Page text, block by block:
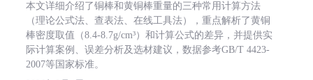
本文详细介绍了铜棒和黄铜棒重量的三种常用计算方法
（理论公式法、查表法、在线工具法），重点解析了黄铜
棒密度取值（8.4-8.7g/cm³）和计算公式的差异，并提供实
际计算案例、误差分析及选材建议，数据参考GB/T 4423-
2007等国家标准。